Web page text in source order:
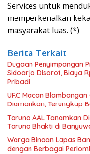
Services untuk
memperkenalkan
masyarakat luas. (*)
Berita Terkait
Dugaan Penyimpangan
Sidoarjo Disorot, Biaya
Pribadi
URC Macan
Diamankan, Terungkap
Taruna AAL Tanamkan
Taruna Bhakti di
Warga Binaan Lapas
dengan Berbagai